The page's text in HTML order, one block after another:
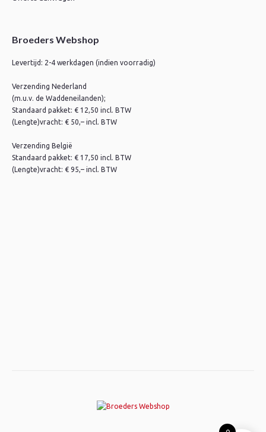
Broeders Webshop
Levertijd: 2-4 werkdagen (indien voorradig)
Verzending Nederland
(m.u.v. de Waddeneilanden);
Standaard pakket: € 12,50 incl. BTW
(Lengte)vracht: € 50,– incl. BTW
Verzending België
Standaard pakket: € 17,50 incl. BTW
(Lengte)vracht: € 95,– incl. BTW